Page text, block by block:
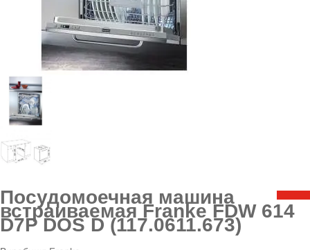
Посудомоечная машина
встраиваемая Franke FDW 614
D7P DOS D (117.0611.673)